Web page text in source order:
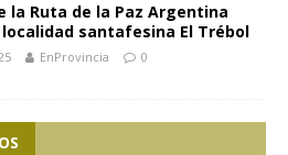
la Ruta de la Paz Argentina
localidad santafesina El Trébol
EnProvincia 0